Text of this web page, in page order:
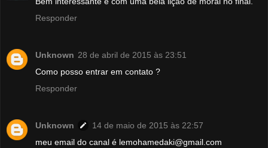
Responder
Unknown 28 de abril de 2015 às 23:51
Como posso entrar em contato ?
Responder
Unknown
14 de maio de 2015 às 22:57
meu email do canal é lemohamedaki@gmail.com